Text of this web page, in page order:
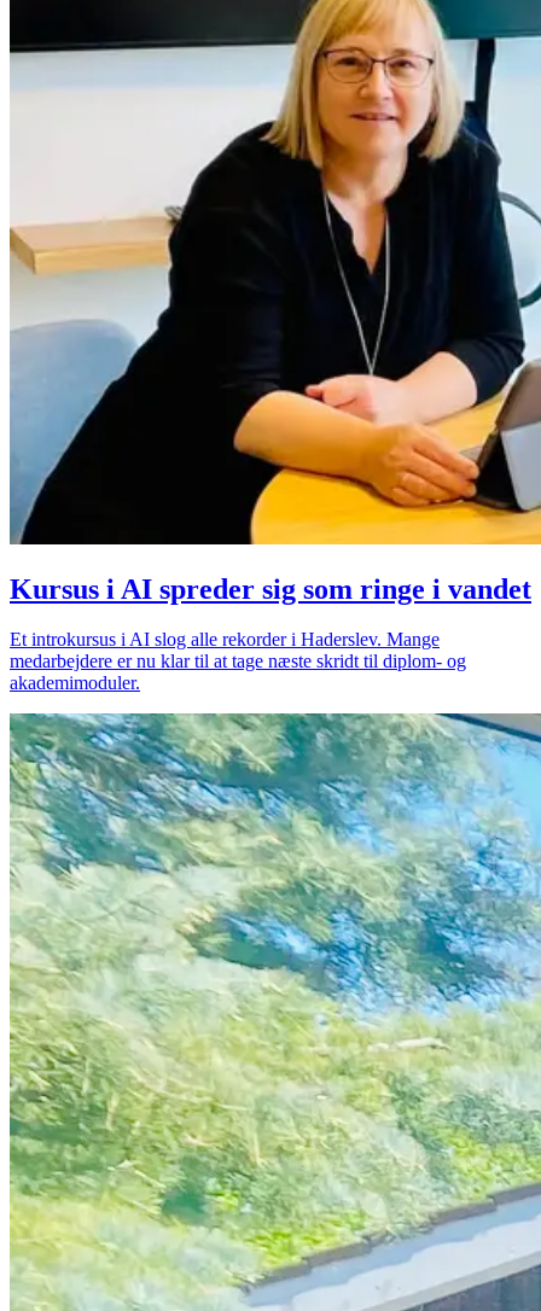
Kursus i AI spreder sig som ringe i vandet
Et introkursus i AI slog alle rekorder i Haderslev. Mange
medarbejdere er nu klar til at tage næste skridt til diplom- og
akademimoduler.